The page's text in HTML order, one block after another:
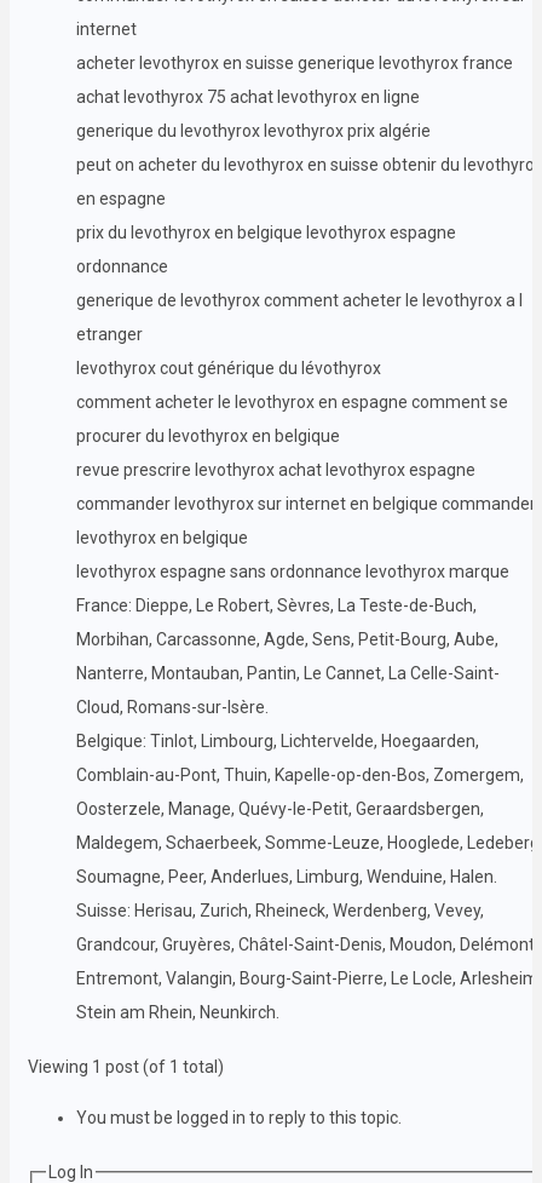
internet
acheter levothyrox en suisse generique levothyrox france
achat levothyrox 75 achat levothyrox en ligne
generique du levothyrox levothyrox prix algérie
peut on acheter du levothyrox en suisse obtenir du levothyrox
en espagne
prix du levothyrox en belgique levothyrox espagne
ordonnance
generique de levothyrox comment acheter le levothyrox a l
etranger
levothyrox cout générique du lévothyrox
comment acheter le levothyrox en espagne comment se
procurer du levothyrox en belgique
revue prescrire levothyrox achat levothyrox espagne
commander levothyrox sur internet en belgique commander
levothyrox en belgique
levothyrox espagne sans ordonnance levothyrox marque
France: Dieppe, Le Robert, Sèvres, La Teste-de-Buch,
Morbihan, Carcassonne, Agde, Sens, Petit-Bourg, Aube,
Nanterre, Montauban, Pantin, Le Cannet, La Celle-Saint-
Cloud, Romans-sur-Isère.
Belgique: Tinlot, Limbourg, Lichtervelde, Hoegaarden,
Comblain-au-Pont, Thuin, Kapelle-op-den-Bos, Zomergem,
Oosterzele, Manage, Quévy-le-Petit, Geraardsbergen,
Maldegem, Schaerbeek, Somme-Leuze, Hooglede, Ledeberg,
Soumagne, Peer, Anderlues, Limburg, Wenduine, Halen.
Suisse: Herisau, Zurich, Rheineck, Werdenberg, Vevey,
Grandcour, Gruyères, Châtel-Saint-Denis, Moudon, Delémont,
Entremont, Valangin, Bourg-Saint-Pierre, Le Locle, Arlesheim,
Stein am Rhein, Neunkirch.
Viewing 1 post (of 1 total)
You must be logged in to reply to this topic.
Log In